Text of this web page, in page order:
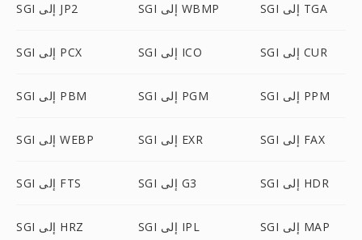
SGI إلى JP2 SGI إلى WBMP SGI إلى TGA
SGI إلى PCX SGI إلى ICO SGI إلى CUR
SGI إلى PBM SGI إلى PGM SGI إلى PPM
SGI إلى WEBP SGI إلى EXR SGI إلى FAX
SGI إلى FTS SGI إلى G3 SGI إلى HDR
SGI إلى HRZ SGI إلى IPL SGI إلى MAP